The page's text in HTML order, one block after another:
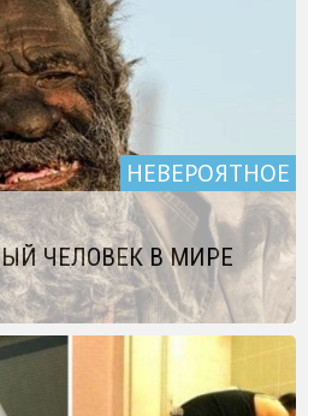
НЕВЕРОЯТНОЕ
ЧЕЛОВЕК В МИРЕ